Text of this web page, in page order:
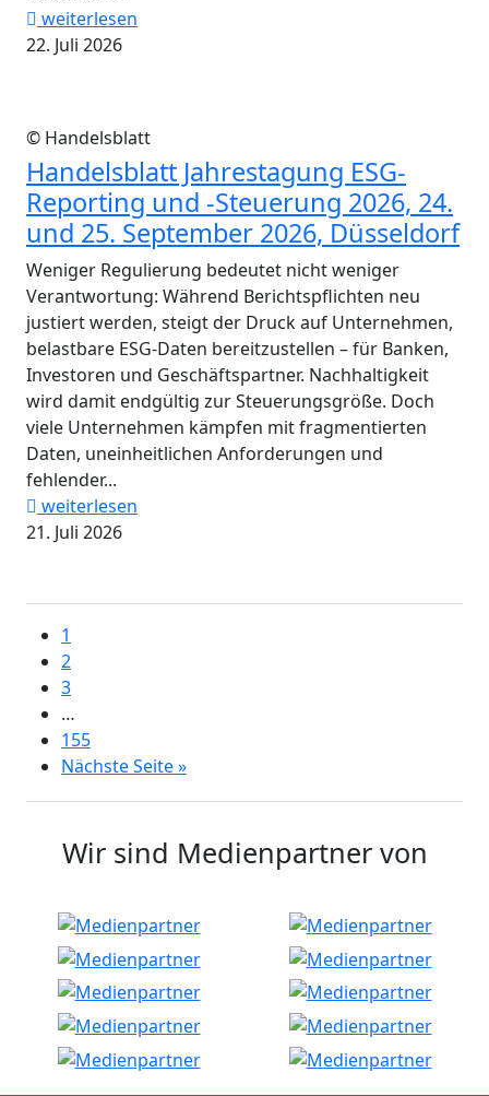
weiterlesen
22. Juli 2026
© Handelsblatt
Handelsblatt Jahrestagung ESG-
Reporting und -Steuerung 2026, 24.
und 25. September 2026, Düsseldorf
Weniger Regulierung bedeutet nicht weniger
Verantwortung: Während Berichtspflichten neu
justiert werden, steigt der Druck auf Unternehmen,
belastbare ESG-Daten bereitzustellen – für Banken,
Investoren und Geschäftspartner. Nachhaltigkeit
wird damit endgültig zur Steuerungsgröße. Doch
viele Unternehmen kämpfen mit fragmentierten
Daten, uneinheitlichen Anforderungen und
fehlender...
weiterlesen
21. Juli 2026
1
2
3
…
155
Nächste Seite »
Wir sind Medienpartner von